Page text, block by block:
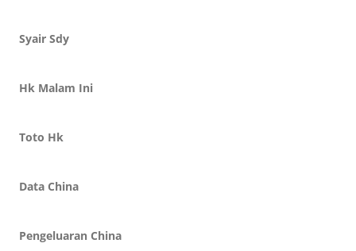
Syair Sdy
Hk Malam Ini
Toto Hk
Data China
Pengeluaran China